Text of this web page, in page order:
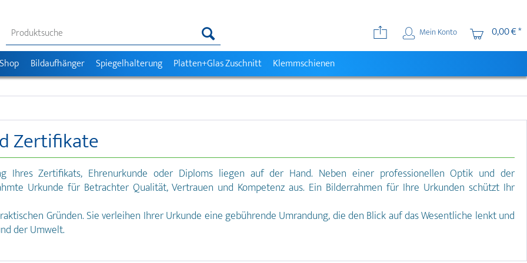
Mein Konto
0,00 € *
Bildaufhänger Spiegelhalterung Platten+Glas Zuschnitt Klemmschienen
Zertifikate
Ihres Zertifikats, Ehrenurkunde oder Diploms liegen auf der Hand. Neben einer professionellen Optik und der
Urkunde für Betrachter Qualität, Vertrauen und Kompetenz aus. Ein Bilderrahmen für Ihre Urkunden schützt Ihr
Gründen. Sie verleihen Ihrer Urkunde eine gebührende Umrandung, die den Blick auf das Wesentliche lenkt und
der Umwelt.